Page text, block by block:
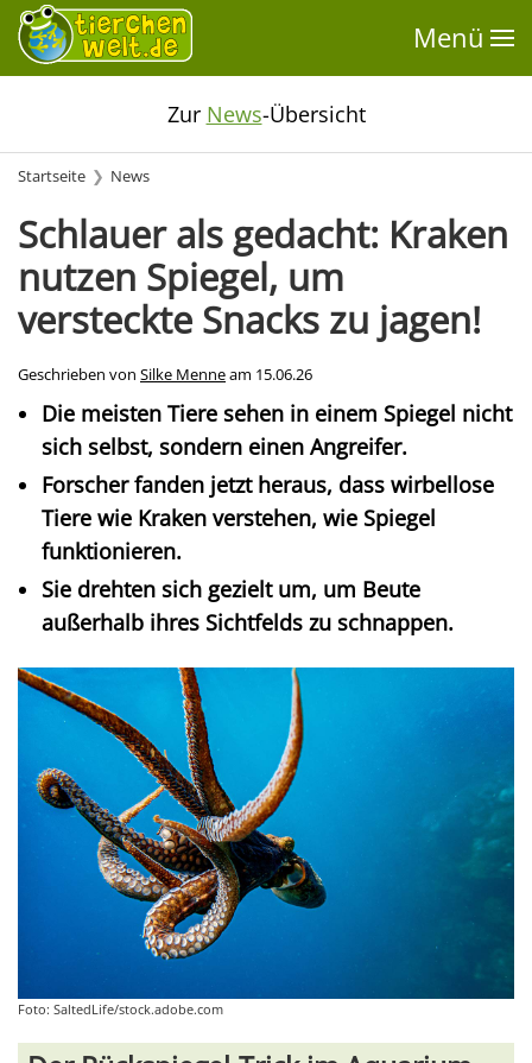
Menü
Zur News-Übersicht
Startseite News
Schlauer als gedacht: Kraken
nutzen Spiegel, um
versteckte Snacks zu jagen!
Geschrieben von Silke Menneam 15.06.26
Die meisten Tiere sehen in einem Spiegel nicht
sich selbst, sondern einen Angreifer.
Forscher fanden jetzt heraus, dass wirbellose
Tiere wie Kraken verstehen, wie Spiegel
funktionieren.
Sie drehten sich gezielt um, um Beute
außerhalb ihres Sichtfelds zu schnappen.
Foto: SaltedLife/stock.adobe.com